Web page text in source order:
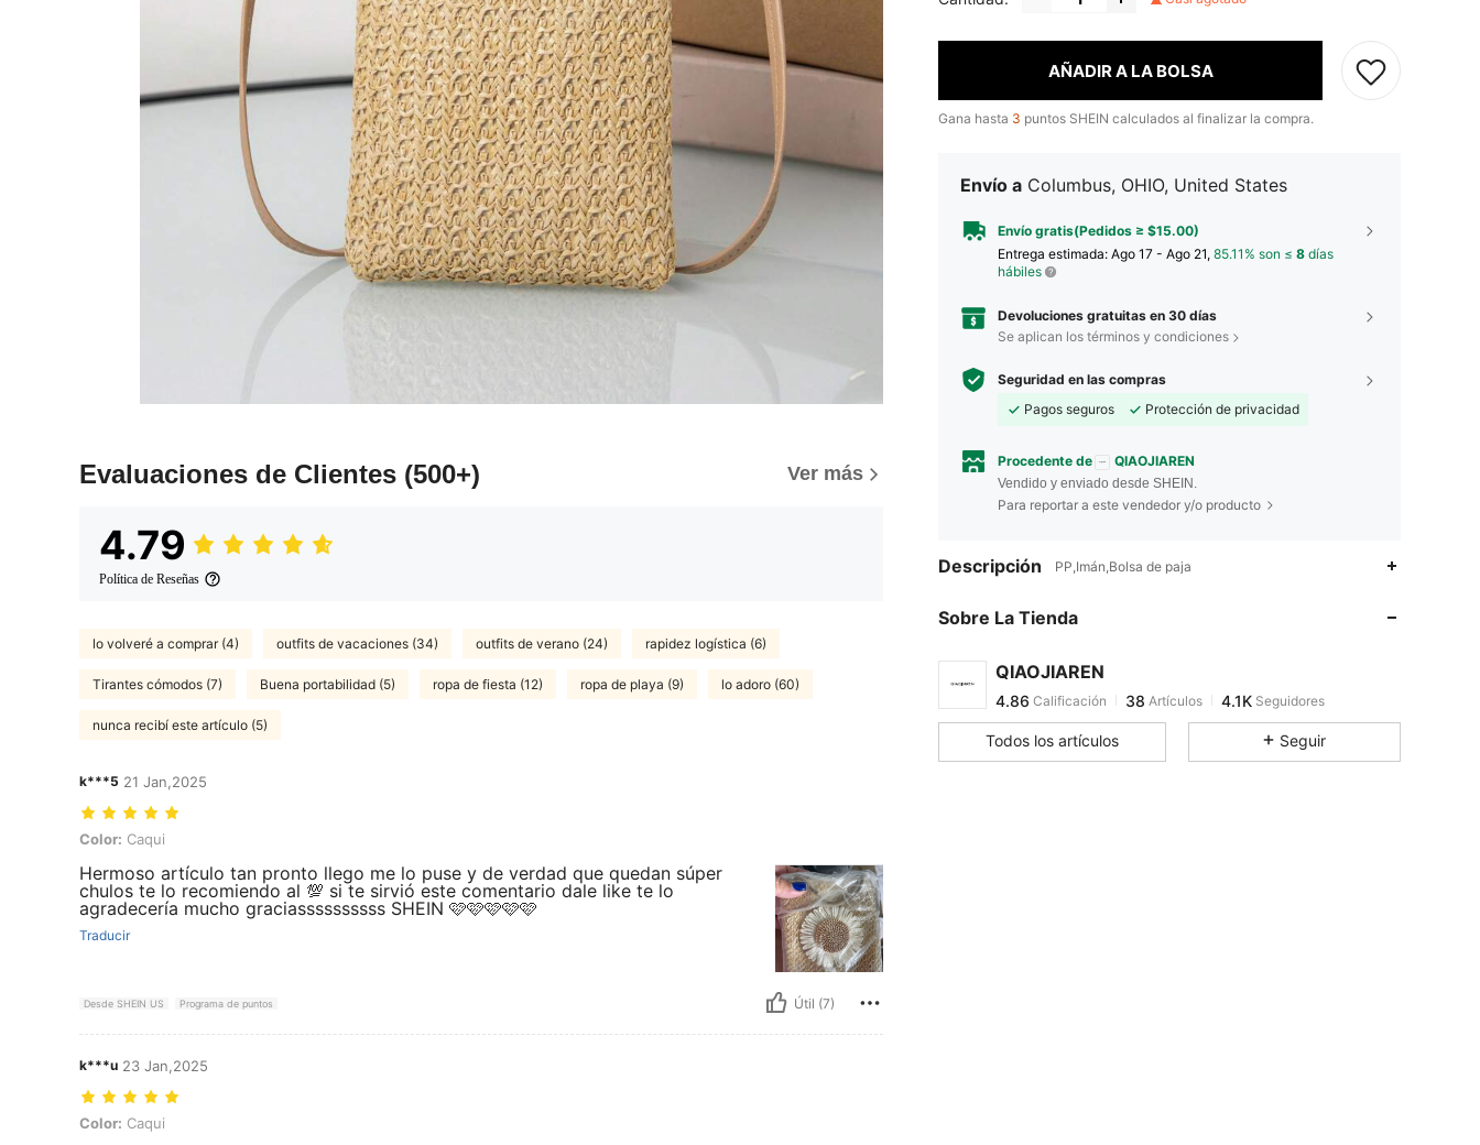
Evaluaciones de Clientes (500+) Ver más
4.79
Política de Reseñas
lo volveré a comprar (4) outfits de vacaciones (34) outfits de verano (24) rapidez logística (6)
Tirantes cómodos (7) Buena portabilidad (5) ropa de fiesta (12) ropa de playa (9) lo adoro (60)
nunca recibí este artículo (5)
k***5 21 Jan,2025
Color: Caqui
Color: Caqui
Hermoso artículo tan pronto llego me lo puse y de verdad que quedan súper
chulos te lo recomiendo al 💯 si te sirvió este comentario dale like te lo
agradecería mucho graciassssssssss SHEIN 🩷🩷🩷🩷🩷
Traducir
Desde SHEIN US Programa de puntos Útil (7)
k***u 23 Jan,2025
Color: Caqui
Color: Caqui
AÑADIR A LA BOLSA
Gana hasta 3 puntos SHEIN calculados al finalizar la compra.
Envío a Columbus, OHIO, United States
Envío gratis(Pedidos ≥ $15.00)
Entrega estimada: Ago 17 - Ago 21, 85.11% son ≤ 8 días
hábiles
Devoluciones gratuitas en 30 días
Se aplican los términos y condiciones
Seguridad en las compras
Pagos seguros
Protección de privacidad
Procedente de QIAOJIAREN
Vendido y enviado desde SHEIN.
Para reportar a este vendedor y/o producto
Descripción PP,Imán,Bolsa de paja
Sobre La Tienda
QIAOJIAREN
4.86
4.86
s***bpagó Hace 1 día
Todos los artículos Seguir